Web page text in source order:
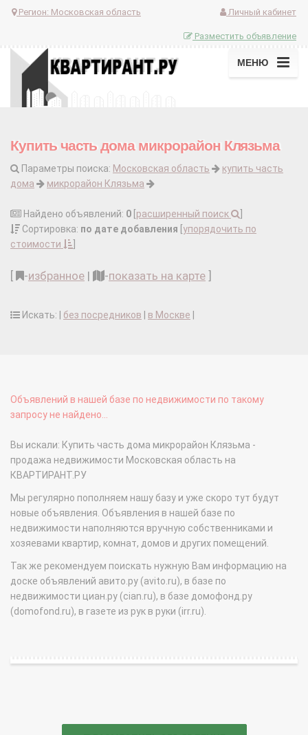
Регион: Московская область Личный кабинет
Разместить объявление
МЕНЮ
Купить часть дома микрорайон Клязьма
Параметры поиска: Московская область
купить часть
дома
микрорайон Клязьма
Найдено объявлений: 0 расширенный поиск
Сортировка: по дате добавления упорядочить по
стоимости
-избранное | -показать на карте
Искать: | без посредников в Москве
Объявлений в нашей базе по недвижимости по такому
запросу не найдено...
Вы искали: Купить часть дома микрорайон Клязьма -
продажа недвижимости Московская область на
КВАРТИРАНТ.РУ
Мы регулярно пополняем нашу базу и уже скоро тут будут
новые объявления. Объявления в нашей базе по
недвижимости наполняются вручную собственниками и
хозяевами квартир, комнат, домов и других помещений.
Так же рекомендуем поискать нужную Вам информацию на
доске объявлений авито.ру (avito.ru), в базе по
недвижимости циан.ру (cian.ru), в базе домофонд.ру
(domofond.ru), в газете из рук в руки (irr.ru).